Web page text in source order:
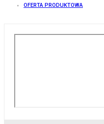
OFERTA PRODUKTOWA